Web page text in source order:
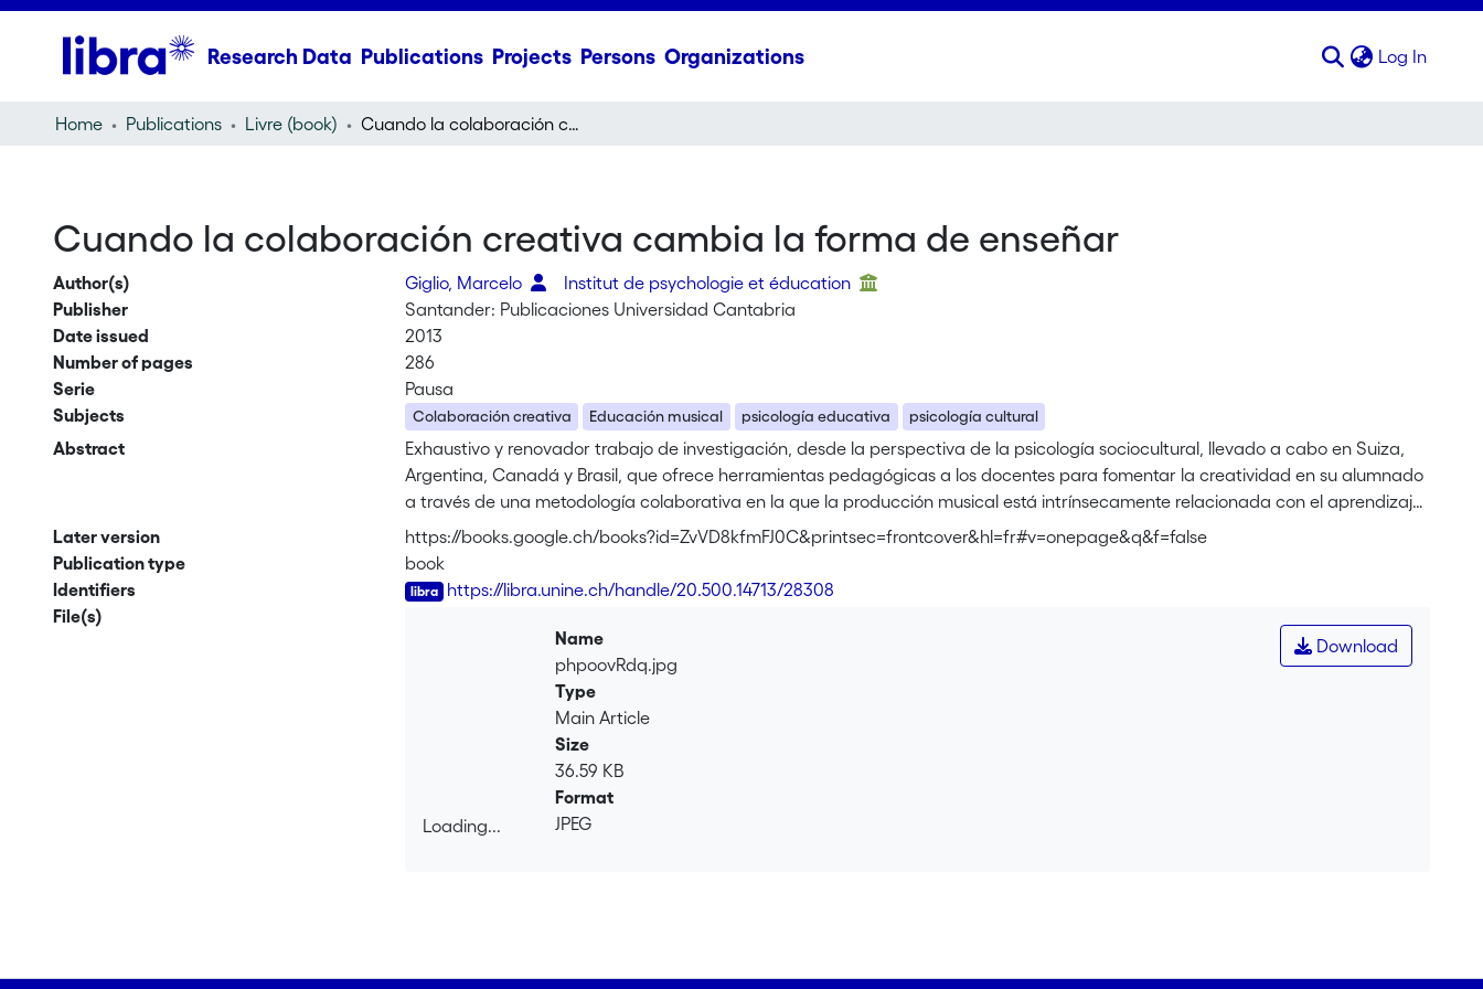
Research Data Publications Projects Persons Organizations Log In
Home Publications Livre (book) Cuando la colaboración creativa cambia la forma de enseñar
Cuando la colaboración creativa cambia la forma de enseñar
Author(s) Giglio, Marcelo
Institut de psychologie et éducation
Publisher
Santander: Publicaciones Universidad Cantabria
Date issued
2013
Number of pages
286
Serie
Pausa
Subjects
Colaboración creativa Educación musical psicología educativa psicología cultural
Abstract
Exhaustivo y renovador trabajo de investigación, desde la perspectiva de la psicología sociocultural, llevado a cabo en Suiza,
Argentina, Canadá y Brasil, que ofrece herramientas pedagógicas a los docentes para fomentar la creatividad en su alumnado
a través de una metodología colaborativa en la que la producción musical está intrínsecamente relacionada con el aprendizaje.
Giglio propone prácticas y secuencias didácticas adaptadas a contextos reales donde la observación y los diálogos son
aspectos fundamentales en un juego de interacciones entre profesorado y estudiantes, protagonistas todos de la acción
educativa.
ISBN: 978-84-8102-666-5
Later version
https://books.google.ch/books?id=ZvVD8kfmFJ0C&printsec=frontcover&hl=fr#v=onepage&q&f=false
Publication type
book
Identifiers
https://libra.unine.ch/handle/20.500.14713/28308
File(s)
Loading...
Download
Name
phpoovRdq.jpg
Type
Main Article
Size
36.59 KB
Format
JPEG